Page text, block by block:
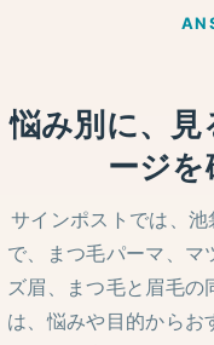
悩み別に、
ージ
サインポストでは、
で、まつ毛パーマ、マ
ズ眉、まつ毛と眉毛の
は、悩みや目的からお